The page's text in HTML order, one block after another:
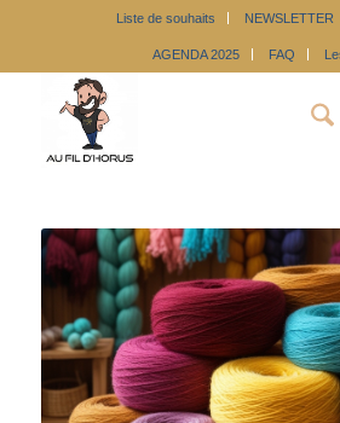
Liste de souhaits NEWSLETTER
AGENDA 2025 FAQ